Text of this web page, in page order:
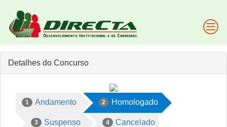
Detalhes do Concurso
1 Andamento 2 Homologado
3 Suspenso 4 Cancelado